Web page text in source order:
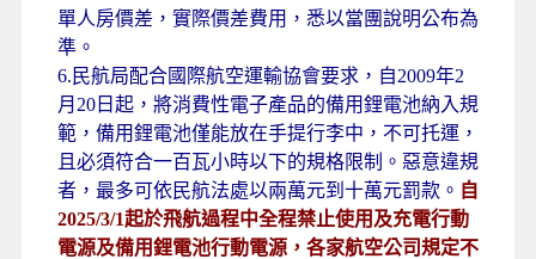
單人房價差，實際價差費用，悉以當團說明公布為
準。
6.民航局配合國際航空運輸協會要求，自2009年2
月20日起，將消費性電子產品的備用鋰電池納入規
範，備用鋰電池僅能放在手提行李中，不可托運，
且必須符合一百瓦小時以下的規格限制。惡意違規
者，最多可依民航法處以兩萬元到十萬元罰款。 自
2025/3/1起於飛航過程中全程禁止使用及充電行動
電源及備用鋰電池行動電源，各家航空公司規定不